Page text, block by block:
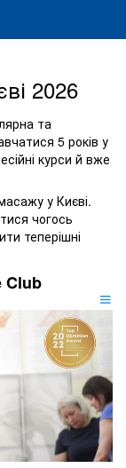
2026
та
5 років у
курси й вже
у Києві.
чогось
теперішні
Club